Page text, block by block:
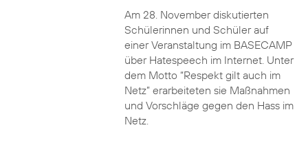
Am 28. November diskutierten
Schülerinnen und Schüler auf
einer Veranstaltung im BASECAMP
über Hatespeech im Internet. Unter
dem Motto “Respekt gilt auch im
Netz” erarbeiteten sie Maßnahmen
und Vorschläge gegen den Hass im
Netz.